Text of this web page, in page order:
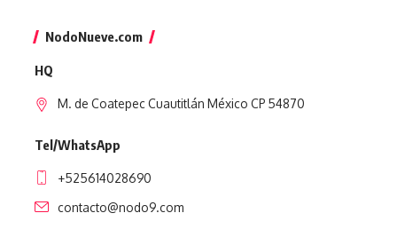
NodoNueve.com
HQ
M. de Coatepec Cuautitlán México CP 54870
Tel/WhatsApp
+525614028690
contacto@nodo9.com